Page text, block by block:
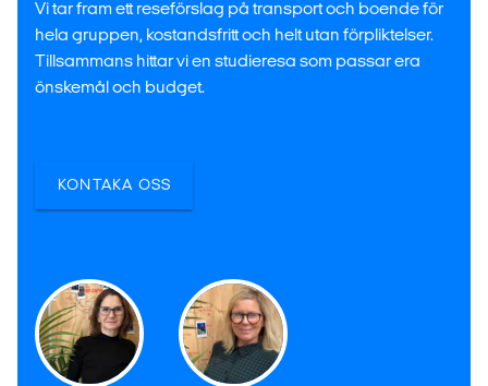
Vi tar fram ett reseförslag på transport och boende för
hela gruppen, kostandsfritt och helt utan förpliktelser.
Tillsammans hittar vi en studieresa som passar era
önskemål och budget.
KONTAKA OSS